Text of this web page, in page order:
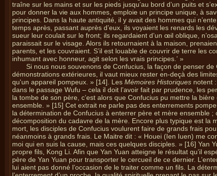
traîne sur les mains et sur les pieds jusqu’au bord d’un puits et
pour donner la vie aux hommes, emploie un principe unique, à
principes. Dans la haute antiquité, il y avait des hommes qui
temps après, passant auprès d’eux, ils voyaient les renards les
sueur leur coulait sur le front; ils regardaient d’un œil oblique,
paraissait sur le visage. Alors ils retournaient à la maison,
parents, et les couvraient. S’il est louable de couvrir de terre les
inhumant avec honneur, agit selon les vrais principes.’ »
Si nous nous souvenons de Confucius, la façon de penser
démonstrations extérieures, il vaut mieux rester en-deçà des
qu'un appareil pompeux. » [14]. Les Mémoires Historiques notent
dans le passage Wufu – cela il doit l’avoir fait par prudence, les
la tombe de son père, c’est alors que Confucius pu mettre la
ensemble. » [15] Cet extrait ne parle pas des enterrements
la détermination de Confucius à enterrer père et mère ensemble
décomposition du cadavre de la mère. Encore plus typique est la
mort, les disciples de Confucius voulurent faire de grands frais
néanmoins à grands frais. Le Maitre dit : « Houei (Ien Iuen) me
moi qui en suis la cause, mais ces quelques disciples. » [16] Yan
propre fils, Kong Li. Afin que Yan Yuan atteigne le résultat qu’il
père de Yan Yuan pour transporter le cercueil de ce dernier.
lui aient pas donné l’occasion de le traiter comme un fils. La